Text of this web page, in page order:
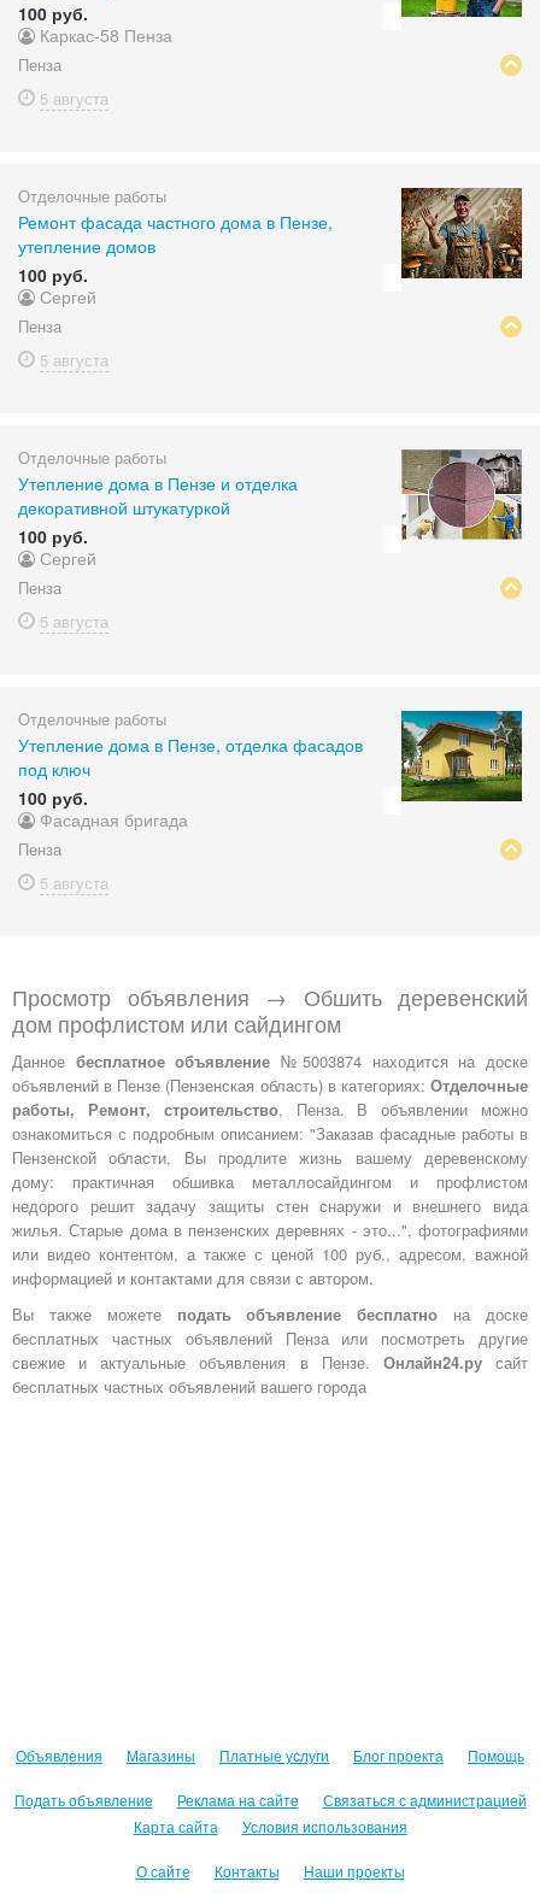
100 руб.
Каркас-58 Пенза
Пенза
5 августа
Отделочные работы
Ремонт фасада частного дома в Пензе,
утепление домов
100 руб.
Сергей
Пенза
5 августа
Отделочные работы
Утепление дома в Пензе и отделка
декоративной штукатуркой
100 руб.
Сергей
Пенза
5 августа
Отделочные работы
Утепление дома в Пензе, отделка фасадов
под ключ
100 руб.
Фасадная бригада
Пенза
5 августа
Просмотр объявления → Обшить деревенский
дом профлистом или сайдингом
Данное бесплатное объявление №5003874 находится на доске
объявлений в Пензе (Пензенская область) в категориях: Отделочные
работы, Ремонт, строительство, Пенза. В объявлении можно
ознакомиться с подробным описанием: "Заказав фасадные работы в
Пензенской области, Вы продлите жизнь вашему деревенскому
дому: практичная обшивка металлосайдингом и профлистом
недорого решит задачу защиты стен снаружи и внешнего вида
жилья. Старые дома в пензенских деревнях - это...", фотографиями
или видео контентом, а также с ценой 100 руб., адресом, важной
информацией и контактами для связи с автором.
Вы также можете подать объявление бесплатно на доске
бесплатных частных объявлений Пенза или посмотреть другие
свежие и актуальные объявления в Пензе. Онлайн24.русайт
бесплатных частных объявлений вашего города
Объявления Магазины Платные услуги Блог проекта Помощь
Подать объявление Реклама на сайте
Связаться с администрацией
Карта сайта
Условия использования
О сайте Контакты Наши проекты